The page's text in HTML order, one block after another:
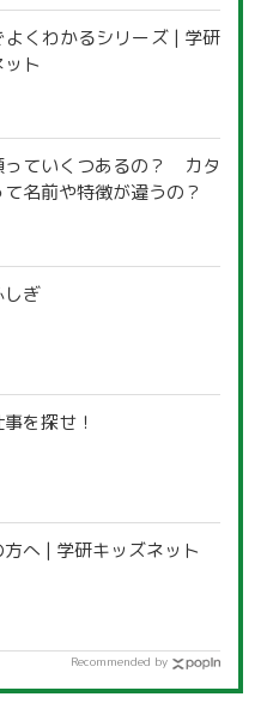
よくわかるシリーズ | 学研
ト
っていくつあるの？ カタ
名前や特徴が違うの？
しぎ
を探せ！
へ | 学研キッズネット
Recommended by